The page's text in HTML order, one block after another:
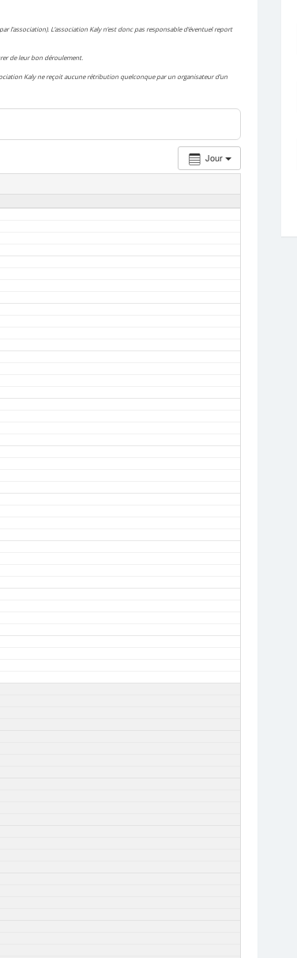
l’association). L’association Kaly n’est donc pas responsable d’éventuel report
de leur bon déroulement.
Kaly ne reçoit aucune rétribution quelconque par un organisateur d’un
Jour